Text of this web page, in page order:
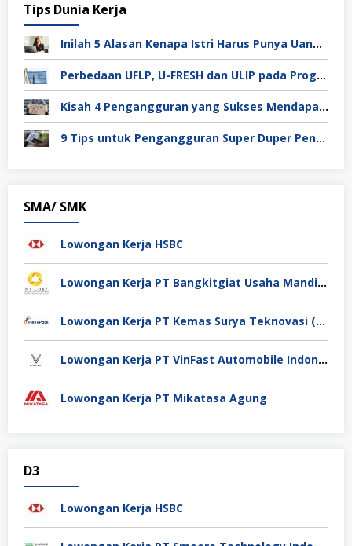
Tips Dunia Kerja
Inilah 5 Alasan Kenapa Istri Harus Punya Uang Sendiri Setelah Menikah
Perbedaan UFLP, U-FRESH dan ULIP pada Program Unilever
Kisah 4 Pengangguran yang Sukses Mendapat Kerja
9 Tips untuk Pengangguran Super Duper Penting
SMA/ SMK
Lowongan Kerja HSBC
Lowongan Kerja PT Bangkitgiat Usaha Mandiri (NT Corp)
Lowongan Kerja PT Kemas Surya Teknovasi (FlexyPack)
Lowongan Kerja PT VinFast Automobile Indonesia
Lowongan Kerja PT Mikatasa Agung
D3
Lowongan Kerja HSBC